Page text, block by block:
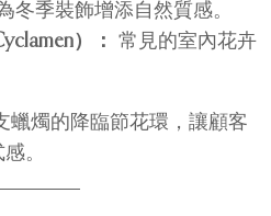
冬季裝飾增添自然質感。
）：
常見的室內花卉
蠟燭的降臨節花環，讓顧客
。